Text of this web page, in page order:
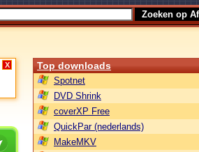
X Top downloads
Spotnet
DVD Shrink
coverXP Free
QuickPar (nederlands)
MakeMKV